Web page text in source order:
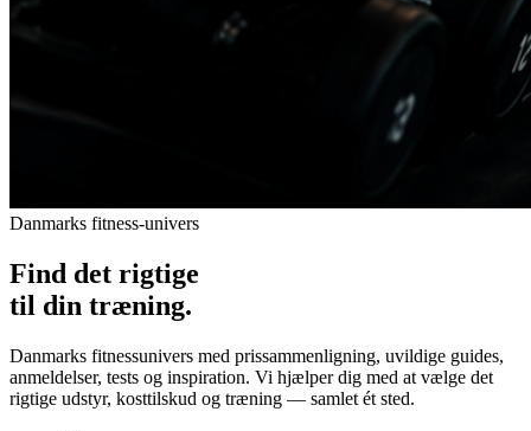
Danmarks fitness-univers
Find det rigtige
til din træning.
Danmarks fitnessunivers med prissammenligning, uvildige guides,
anmeldelser, tests og inspiration. Vi hjælper dig med at vælge det
rigtige udstyr, kosttilskud og træning — samlet ét sted.